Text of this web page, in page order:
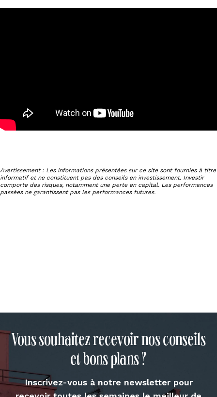
Avertissement : Les informations présentées sur ce site sont fournies à titre
informatif et ne constituent pas des conseils en investissement. Investir
comporte des risques, notamment une perte en capital. Les performances
passées ne garantissent pas les performances futures.
Vous souhaitez recevoir nos conseils
et bons plans ?
Inscrivez-vous à notre newsletter pour